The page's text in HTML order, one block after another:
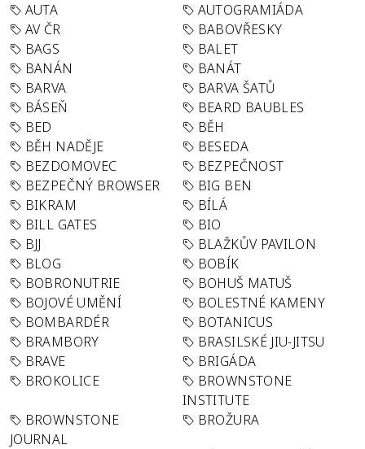
AUTA
AUTOGRAMIÁDA
AV ČR
BABOVŘESKY
BAGS
BALET
BANÁN
BANÁT
BARVA
BARVA ŠATŮ
BÁSEŇ
BEARD BAUBLES
BED
BĚH
BĚH NADĚJE
BESEDA
BEZDOMOVEC
BEZPEČNOST
BEZPEČNÝ BROWSER
BIG BEN
BIKRAM
BÍLÁ
BILL GATES
BIO
BJJ
BLAŽKŮV PAVILON
BLOG
BOBÍK
BOBRONUTRIE
BOHUŠ MATUŠ
BOJOVÉ UMĚNÍ
BOLESTNÉ KAMENY
BOMBARDÉR
BOTANICUS
BRAMBORY
BRASILSKÉ JIU-JITSU
BRAVE
BRIGÁDA
BROKOLICE
BROWNSTONE
INSTITUTE
BROWNSTONE
JOURNAL
BROŽURA